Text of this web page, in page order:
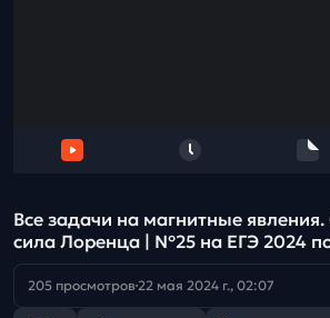
Все задачи на магнитные
сила Лоренца | №25 на ЕГЭ 2024
205 просмотров 22 мая 2024 г., 02:07